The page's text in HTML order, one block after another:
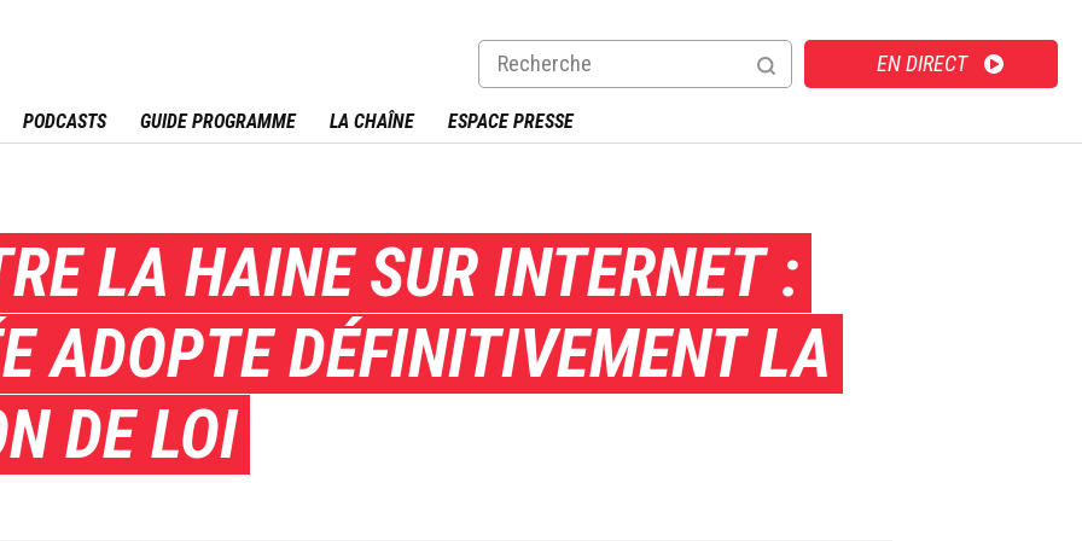
EN DIRECT
PODCASTS GUIDE PROGRAMME LA CHAÎNE ESPACE PRESSE
LA HAINE SUR INTERNET :
ADOPTE DÉFINITIVEMENT LA
DE LOI